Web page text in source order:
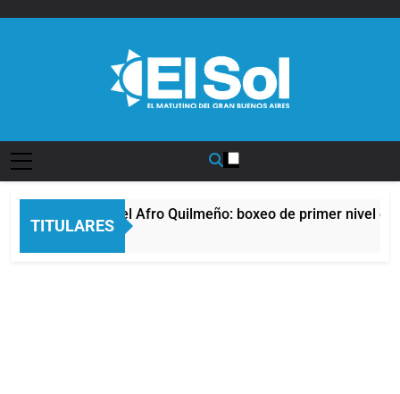
TITULARES
La noche del Afro Quilmeño: boxeo de primer nivel en
12 Horas Atrás